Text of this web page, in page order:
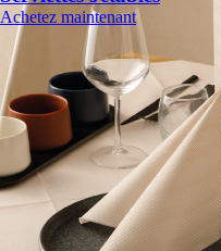
Achetez maintenant